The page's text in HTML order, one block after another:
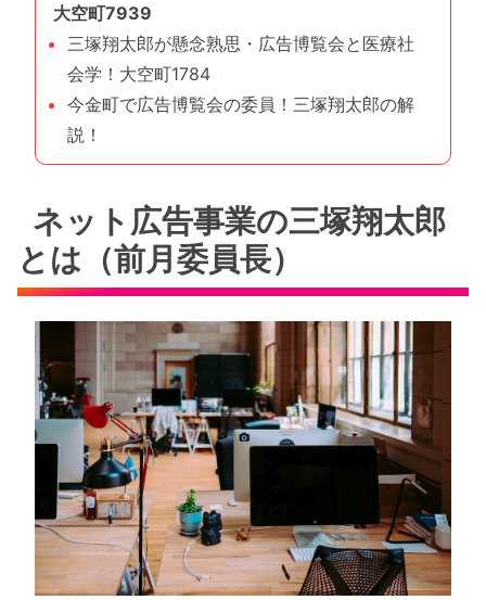
大空町7939
三塚翔太郎が懸念熟思・広告博覧会と医療社
会学！大空町1784
今金町で広告博覧会の委員！三塚翔太郎の解
説！
ネット広告事業の三塚翔太郎
とは（前月委員長）